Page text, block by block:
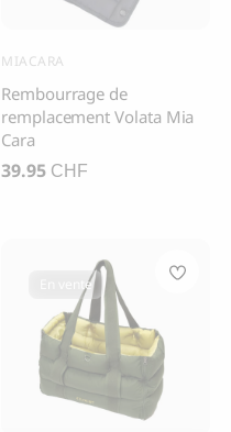
MIACARA
Rembourrage de
remplacement Volata Mia
Cara
39.95 CHF
En vente